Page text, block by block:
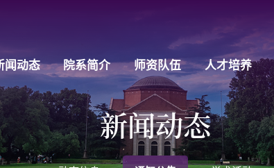
闻动态 院系简介 师资队伍 人才培养
新闻动态